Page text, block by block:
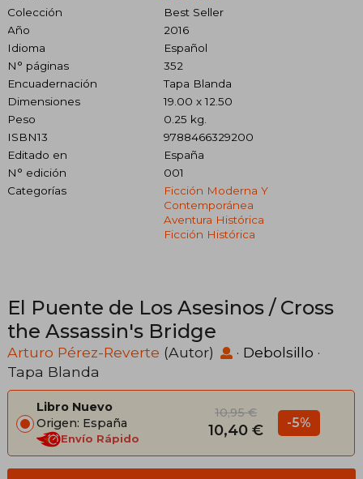
Colección
Best Seller
Año
2016
Idioma
Español
N° páginas
352
Encuadernación
Tapa Blanda
Dimensiones
19.00 x 12.50
Peso
0.25 kg.
ISBN13
9788466329200
Editado en
España
N° edición
001
Categorías
Ficción Moderna Y
Contemporánea
Aventura Histórica
Ficción Histórica
El Puente de Los Asesinos / Cross
the Assassin's Bridge
Arturo Pérez-Reverte (Autor) · Debolsillo ·
Tapa Blanda
Libro Nuevo
Origen: España
Envío Rápido
10,95 €
10,40 € -5%